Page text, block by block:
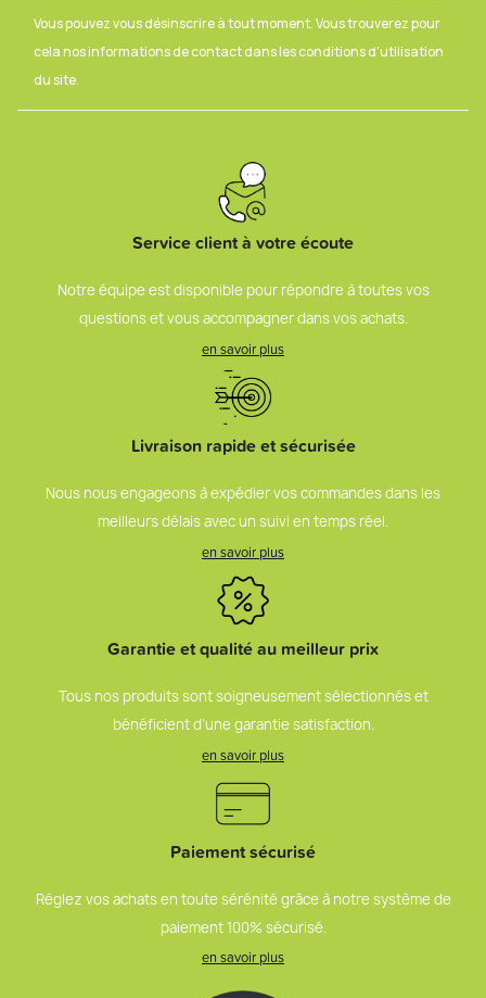
Vous pouvez vous désinscrire à tout moment. Vous trouverez pour
cela nos informations de contact dans les conditions d'utilisation
du site.
Service client à votre écoute
Notre équipe est disponible pour répondre à toutes vos
questions et vous accompagner dans vos achats.
en savoir plus
Livraison rapide et sécurisée
Nous nous engageons à expédier vos commandes dans les
meilleurs délais avec un suivi en temps réel.
en savoir plus
Garantie et qualité au meilleur prix
Tous nos produits sont soigneusement sélectionnés et
bénéficient d’une garantie satisfaction.
en savoir plus
Paiement sécurisé
Réglez vos achats en toute sérénité grâce à notre système de
paiement 100% sécurisé.
en savoir plus